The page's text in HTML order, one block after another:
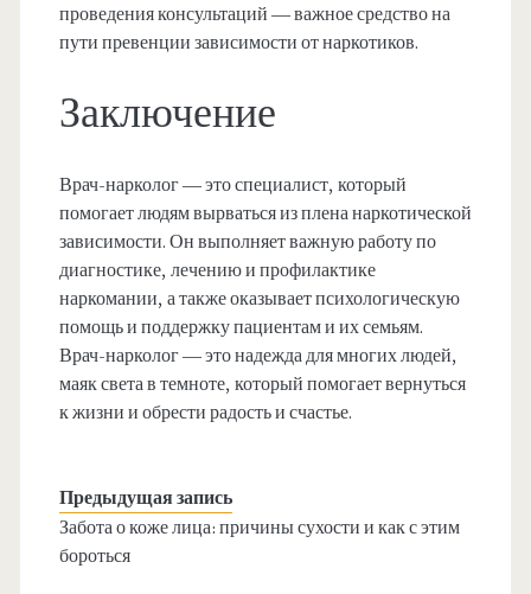
проведения консультаций — важное средство на
пути превенции зависимости от наркотиков.
Заключение
Врач-нарколог — это специалист, который
помогает людям вырваться из плена наркотической
зависимости. Он выполняет важную работу по
диагностике, лечению и профилактике
наркомании, а также оказывает психологическую
помощь и поддержку пациентам и их семьям.
Врач-нарколог — это надежда для многих людей,
маяк света в темноте, который помогает вернуться
к жизни и обрести радость и счастье.
Предыдущая запись
Забота о коже лица: причины сухости и как с этим
бороться